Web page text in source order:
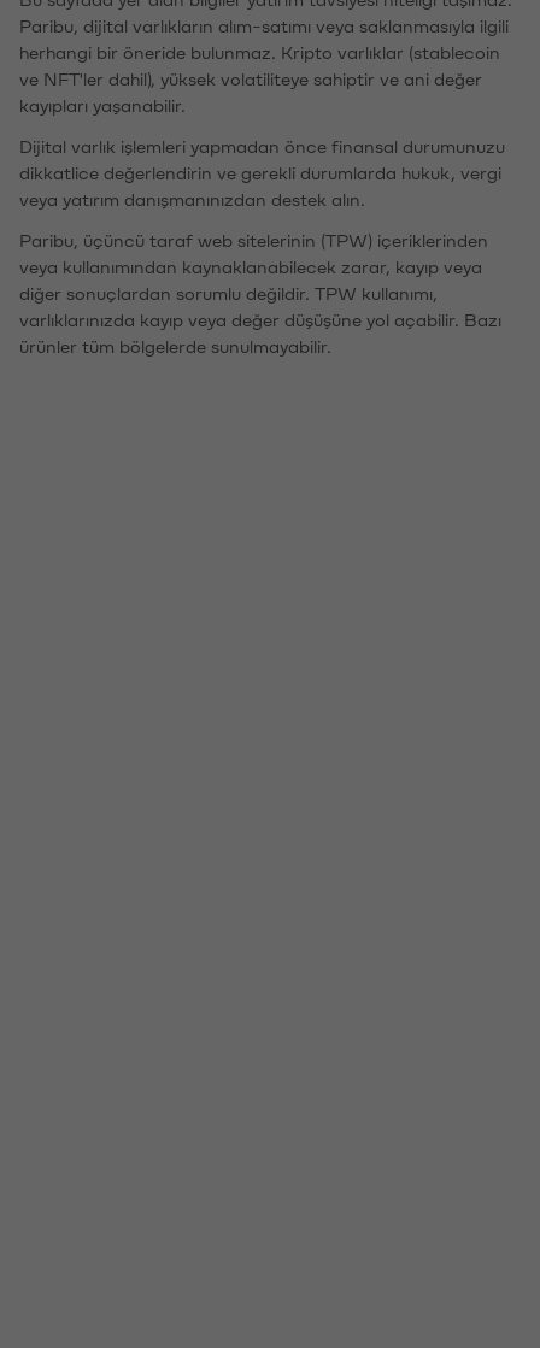
Paribu, dijital varlıkların alım-satımı veya saklanmasıyla ilgili
herhangi bir öneride bulunmaz. Kripto varlıklar (stablecoin
ve NFT'ler dahil), yüksek volatiliteye sahiptir ve ani değer
kayıpları yaşanabilir.
Dijital varlık işlemleri yapmadan önce finansal durumunuzu
dikkatlice değerlendirin ve gerekli durumlarda hukuk, vergi
veya yatırım danışmanınızdan destek alın.
Paribu, üçüncü taraf web sitelerinin (TPW) içeriklerinden
veya kullanımından kaynaklanabilecek zarar, kayıp veya
diğer sonuçlardan sorumlu değildir. TPW kullanımı,
varlıklarınızda kayıp veya değer düşüşüne yol açabilir. Bazı
ürünler tüm bölgelerde sunulmayabilir.